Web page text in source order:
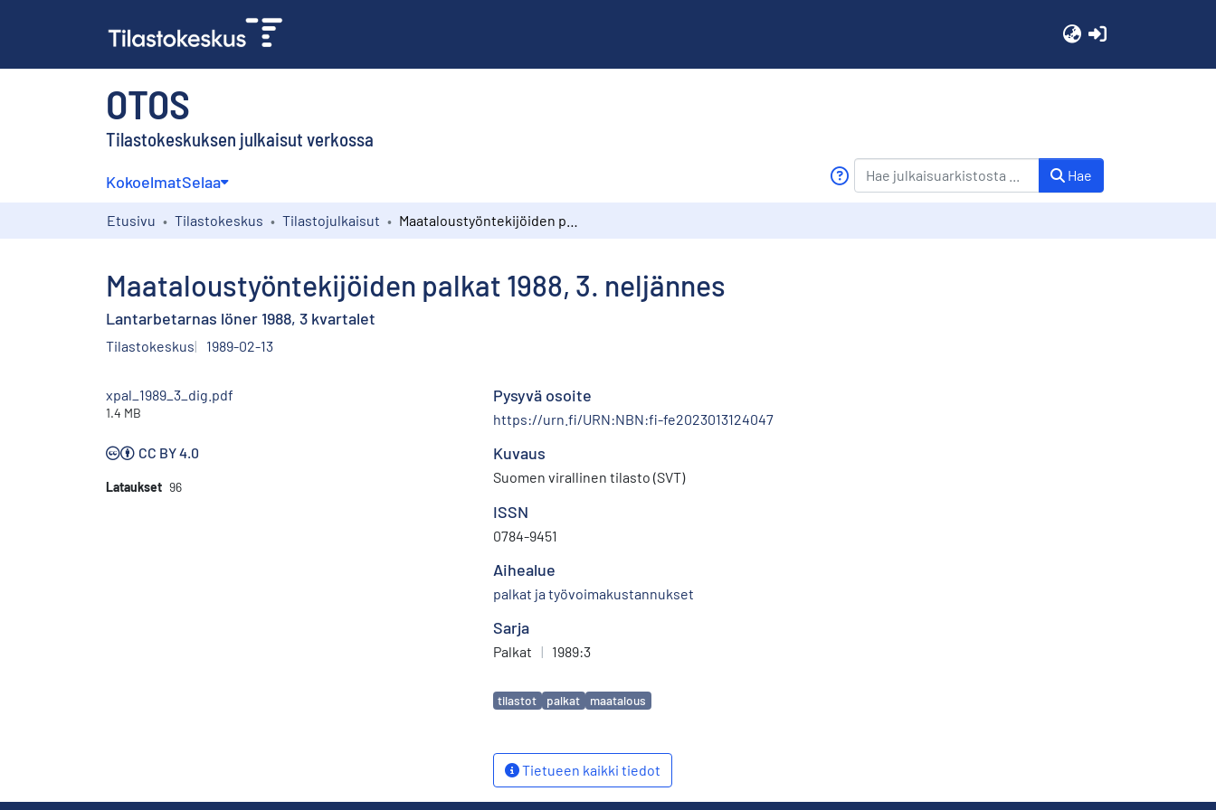
OTOS
Tilastokeskuksen julkaisut verkossa
KokoelmatSelaa Hae
Etusivu Tilastokeskus Tilastojulkaisut
Maataloustyöntekijöiden palkat 1988, 3. neljännes
Lantarbetarnas löner 1988, 3 kvartalet
Tilastokeskus 1989-02-13
xpal_1989_3_dig.pdf
1.4 MB
CC BY 4.0
Lataukset 96
Pysyvä osoite
https://urn.fi/URN:NBN:fi-fe2023013124047
Kuvaus
Suomen virallinen tilasto (SVT)
ISSN
0784-9451
Aihealue
palkat ja työvoimakustannukset
Sarja
Palkat | 1989:3
Avainsanat
tilastot palkat maatalous
Tietueen kaikki tiedot